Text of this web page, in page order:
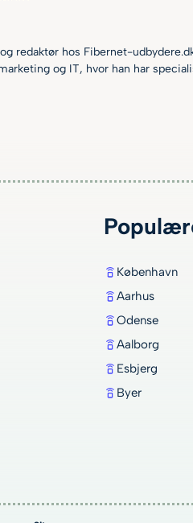
redaktør hos Fibernet-
og IT, hvor han har
København
Aarhus
Odense
Aalborg
Esbjerg
Byer